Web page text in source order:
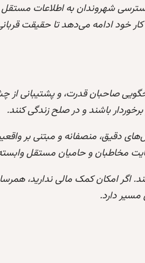
شهروندان به اطلاعات مستقل
خود ادامه می‌دهد تا حقیقت
صاحبان قدرت، و پشتیبانی از
باشند و در صلح زندگی کنند.
دقیق، منصفانه و مبتنی بر
مخاطبان و حامیان مستقل
اگر امکان کمک مالی ندارید،
دارد.